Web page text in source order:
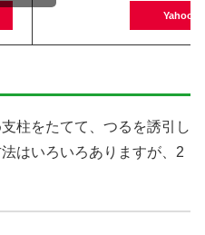
Yahoo!
柱をたてて、つるを誘引し
はいろいろありますが、2